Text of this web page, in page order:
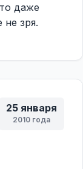
даже
не зря.
25 января
2010 года